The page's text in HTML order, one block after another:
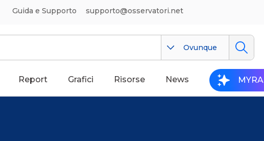
Guida e Supporto supporto@osservatori.net
Ovunque
Report Grafici Risorse News MYRA